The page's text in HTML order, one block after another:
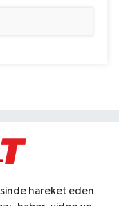
hareket eden